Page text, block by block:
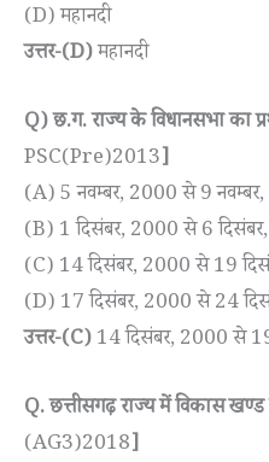
(D) महानदी
उत्तर-(D)महानदी
Q) छ.ग. राज्य के विधानसभा का
PSC(Pre)2013]
(A) 5 नवम्बर, 2000 से 9
(B) 1 दिसंबर, 2000 से 6
(C) 14 दिसंबर, 2000 से 19
(D) 17 दिसंबर, 2000 से 24
उत्तर-(C)14 दिसंबर, 2000 से
Q. छत्तीसगढ़ राज्य में विकास
(AG3)2018]